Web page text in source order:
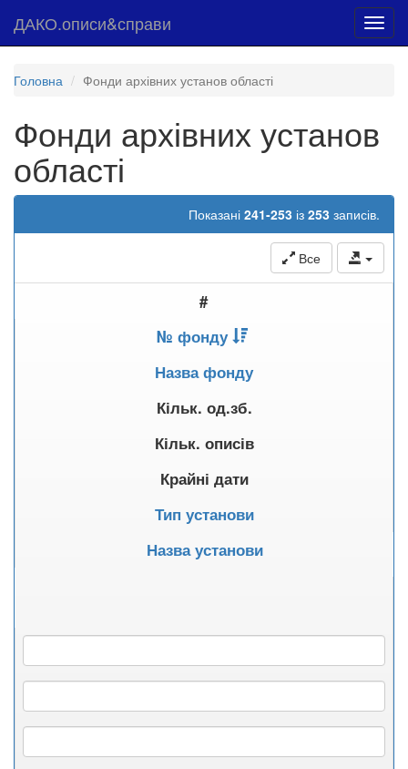
ДАКО.описи&справи
Головна Фонди архівних установ області
Фонди архівних установ
області
Показані 241-253 із 253 записів.
Все
#
№ фонду
Назва фонду
Кільк. од.зб.
Кільк. описів
Крайні дати
Тип установи
Назва установи